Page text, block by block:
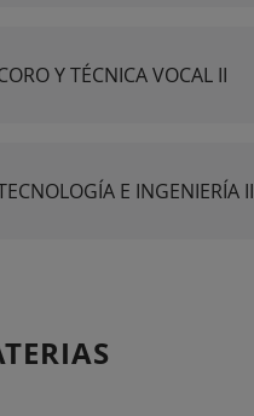
Y TÉCNICA VOCAL II
E INGENIERÍA II